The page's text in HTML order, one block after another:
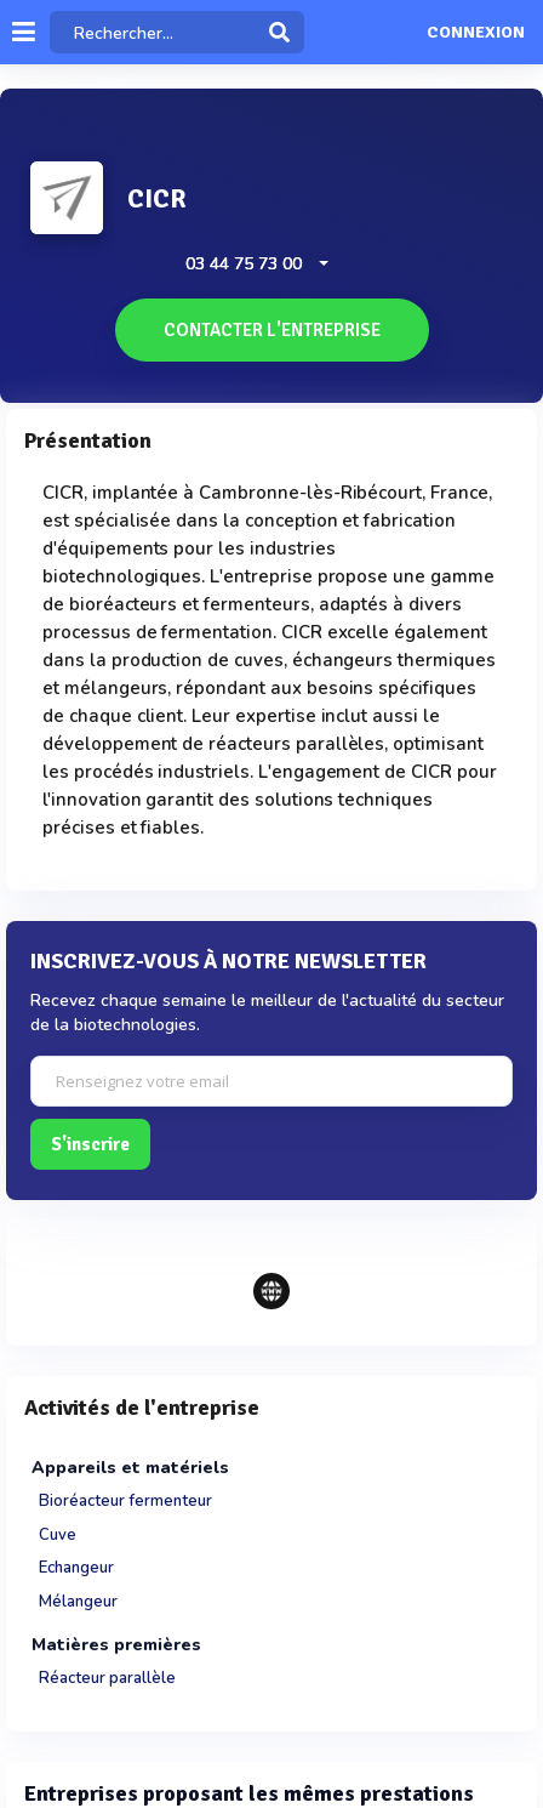
CONNEXION
CICR
03 44 75 73 00
CONTACTER L'ENTREPRISE
Présentation
CICR, implantée à Cambronne-lès-Ribécourt, France,
est spécialisée dans la conception et fabrication
d'équipements pour les industries
biotechnologiques. L'entreprise propose une gamme
de bioréacteurs et fermenteurs, adaptés à divers
processus de fermentation. CICR excelle également
dans la production de cuves, échangeurs thermiques
et mélangeurs, répondant aux besoins spécifiques
de chaque client. Leur expertise inclut aussi le
développement de réacteurs parallèles, optimisant
les procédés industriels. L'engagement de CICR pour
l'innovation garantit des solutions techniques
précises et fiables.
INSCRIVEZ-VOUS À NOTRE NEWSLETTER
Recevez chaque semaine le meilleur de l'actualité du secteur
de la biotechnologies.
S'inscrire
Activités de l'entreprise
Appareils et matériels
Bioréacteur fermenteur
Cuve
Echangeur
Mélangeur
Matières premières
Réacteur parallèle
Entreprises proposant les mêmes prestations